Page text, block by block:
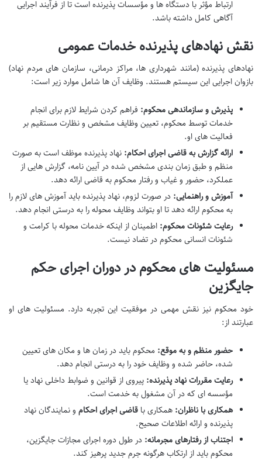
ارتباط مؤثر با دستگاه ها و مؤسسات پذیرنده است تا از فرآیند اجرایی
آگاهی کامل داشته باشد.
نقش نهادهای پذیرنده خدمات عمومی
نهادهای پذیرنده (مانند شهرداری ها، مراکز درمانی، سازمان های مردم نهاد)
بازوان اجرایی این سیستم هستند. وظایف آن ها شامل موارد زیر است:
پذیرش و سازماندهی محکوم: فراهم کردن شرایط لازم برای انجام
خدمات توسط محکوم، تعیین وظایف مشخص و نظارت مستقیم بر
فعالیت های او.
ارائه گزارش به قاضی اجرای احکام: نهاد پذیرنده موظف است به صورت
منظم و طبق زمان بندی مشخص شده در آیین نامه، گزارش هایی از
عملکرد، حضور و غیاب و رفتار محکوم به قاضی ارائه دهد.
آموزش و راهنمایی: در صورت لزوم، نهاد پذیرنده باید آموزش های لازم را
به محکوم ارائه دهد تا او بتواند وظایف محوله را به درستی انجام دهد.
رعایت شئونات محکوم: اطمینان از اینکه خدمات محوله با کرامت و
شئونات انسانی محکوم در تضاد نیست.
مسئولیت های محکوم در دوران اجرای حکم
جایگزین
خود محکوم نیز نقش مهمی در موفقیت این تجربه دارد. مسئولیت های او
عبارتند از:
حضور منظم و به موقع: محکوم باید در زمان ها و مکان های تعیین
شده، حاضر شده و وظایف خود را به درستی انجام دهد.
رعایت مقررات نهاد پذیرنده: پیروی از قوانین و ضوابط داخلی نهاد یا
مؤسسه ای که در آن مشغول به خدمت است.
همکاری با ناظران: همکاری با قاضی اجرای احکام و نمایندگان نهاد
پذیرنده و ارائه اطلاعات صحیح.
اجتناب از رفتارهای مجرمانه: در طول دوره اجرای مجازات جایگزین،
محکوم باید از ارتکاب هرگونه جرم جدید پرهیز کند.